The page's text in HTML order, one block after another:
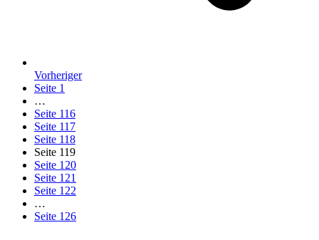
Vorheriger
Seite 1
…
Seite 116
Seite 117
Seite 118
Seite 119
Seite 120
Seite 121
Seite 122
…
Seite 126